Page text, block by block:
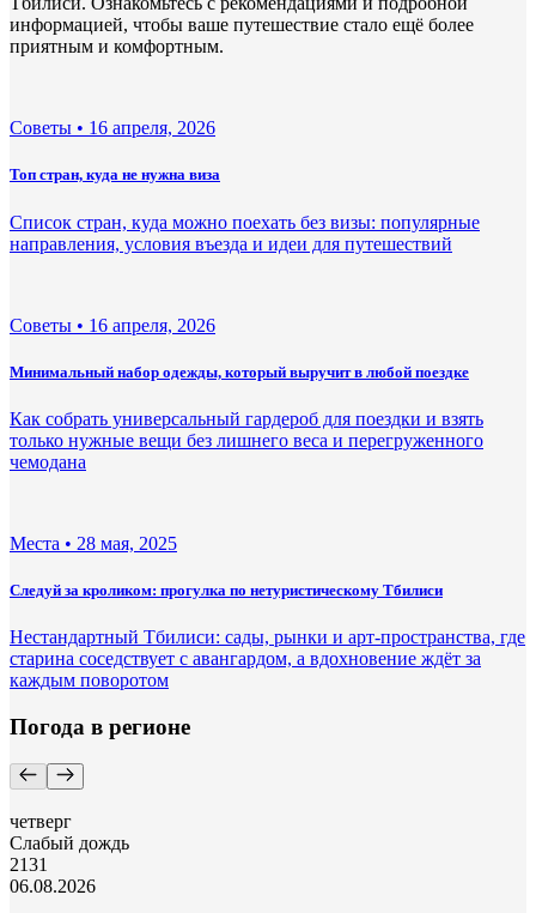
информацией, чтобы ваше путешествие стало ещё более
приятным и комфортным.
Советы • 16 апреля, 2026
Топ стран, куда не нужна виза
Список стран, куда можно поехать без визы: популярные
направления, условия въезда и идеи для путешествий
Советы • 16 апреля, 2026
Минимальный набор одежды, который выручит в любой поездке
Как собрать универсальный гардероб для поездки и взять
только нужные вещи без лишнего веса и перегруженного
чемодана
Места • 28 мая, 2025
Следуй за кроликом: прогулка по нетуристическому Тбилиси
Нестандартный Тбилиси: сады, рынки и арт-пространства, где
старина соседствует с авангардом, а вдохновение ждёт за
каждым поворотом
Погода в регионе
четверг
Слабый дождь
2131
06.08.2026